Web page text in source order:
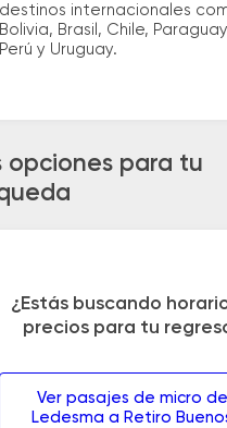
destinos internacionales
Bolivia, Brasil, Chile,
Perú y Uruguay.
opciones para tu
¿Estás buscando
precios para tu
Ver pasajes de micro de
Ledesma a Retiro